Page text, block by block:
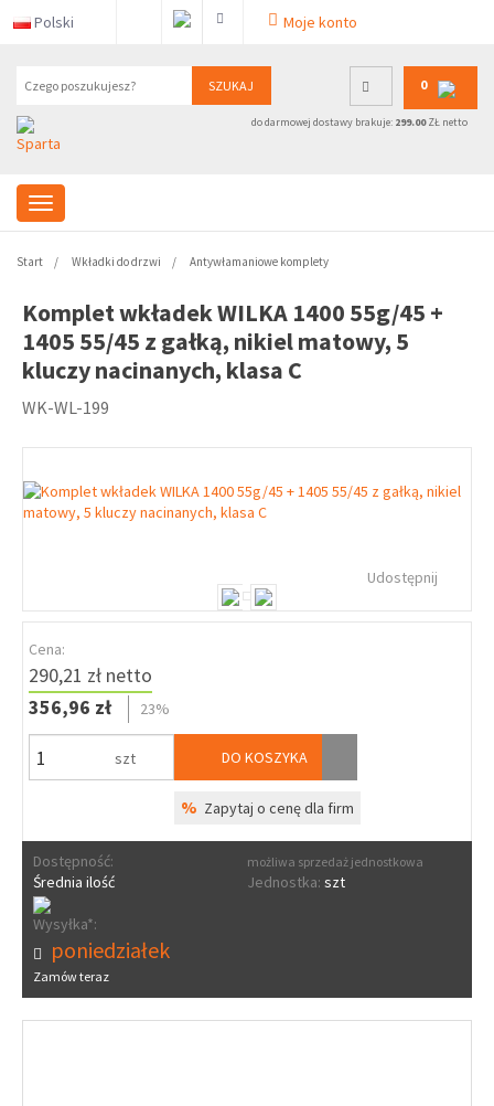
Polski Moje konto
SZUKAJ 0
do darmowej dostawy brakuje: 299.00ZŁ netto
Start Wkładki do drzwi Antywłamaniowe komplety
Komplet wkładek WILKA 1400 55g/45 +
1405 55/45 z gałką, nikiel matowy, 5
kluczy nacinanych, klasa C
WK-WL-199
Udostępnij
Cena:
290,21 zł netto
356,96 zł
23%
szt DO KOSZYKA
% Zapytaj o cenę dla firm
Dostępność:
Średnia ilość
możliwa sprzedaż jednostkowa
Jednostka: szt
Wysyłka*:
poniedziałek
Zamów teraz